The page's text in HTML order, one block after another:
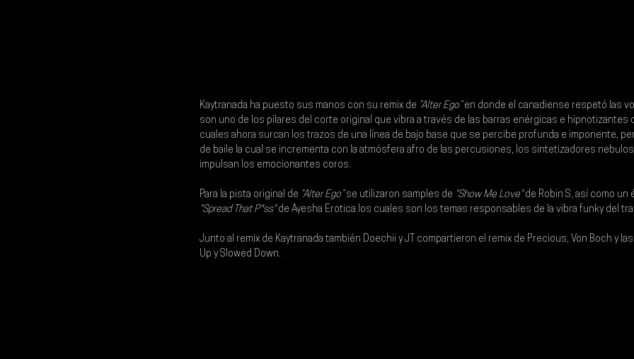
Kaytranada ha puesto sus manos con su remix de “Alter Ego” en donde el canadiense respetó las
son uno de los pilares del corte original que vibra a través de las barras enérgicas e hipnotizantes
cuales ahora surcan los trazos de una línea de bajo base que se percibe profunda e imponente,
de baile la cual se incrementa con la atmósfera afro de las percusiones, los sintetizadores
impulsan los emocionantes coros.
Para la pista original de “Alter Ego” se utilizaron samples de "Show Me Love" de Robin S, así como un
"Spread That P*ss" de Ayesha Erotica los cuales son los temas responsables de la vibra funky del
Junto al remix de Kaytranada también Doechii y JT compartieron el remix de Precious, Von Boch y
Up y Slowed Down.